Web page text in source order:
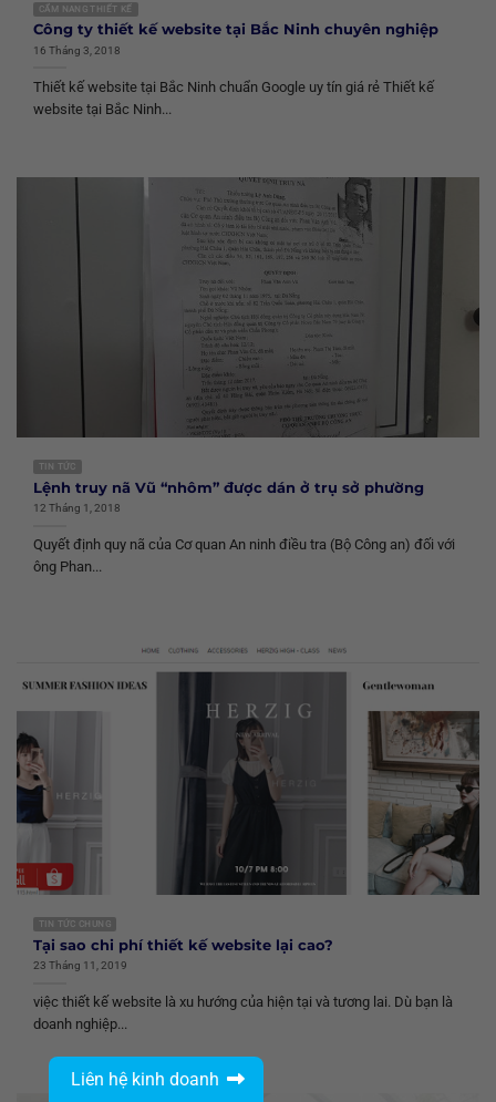
CẨM NANG THIẾT KẾ
Công ty thiết kế website tại Bắc Ninh chuyên nghiệp
16 Tháng 3, 2018
Thiết kế website tại Bắc Ninh chuẩn Google uy tín giá rẻ Thiết kế
website tại Bắc Ninh...
TIN TỨC
Lệnh truy nã Vũ “nhôm” được dán ở trụ sở phường
12 Tháng 1, 2018
Quyết định quy nã của Cơ quan An ninh điều tra (Bộ Công an) đối với
ông Phan...
TIN TỨC CHUNG
Tại sao chi phí thiết kế website lại cao?
23 Tháng 11, 2019
việc thiết kế website là xu hướng của hiện tại và tương lai. Dù bạn là
doanh nghiệp...
Liên hệ kinh doanh